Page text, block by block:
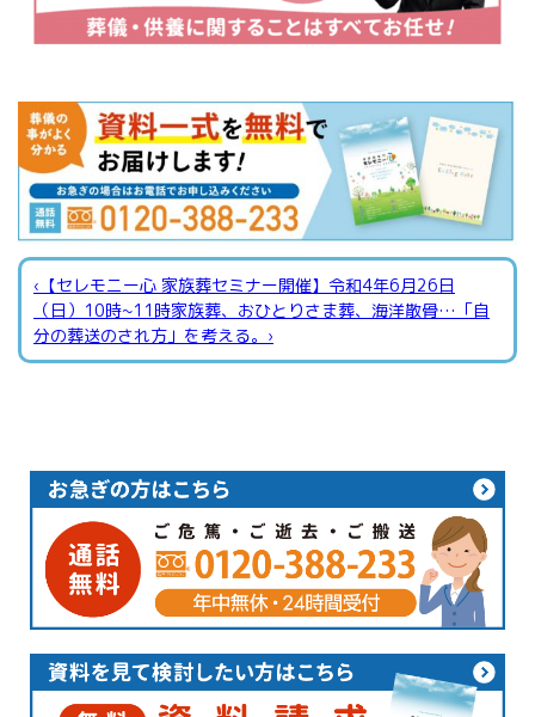
‹【セレモニー心 家族葬セミナー開催】令和4年6月26日
（日）10時~11時​家族葬、おひとりさま葬、海洋散骨…「自
分の葬送のされ方」を考える。›